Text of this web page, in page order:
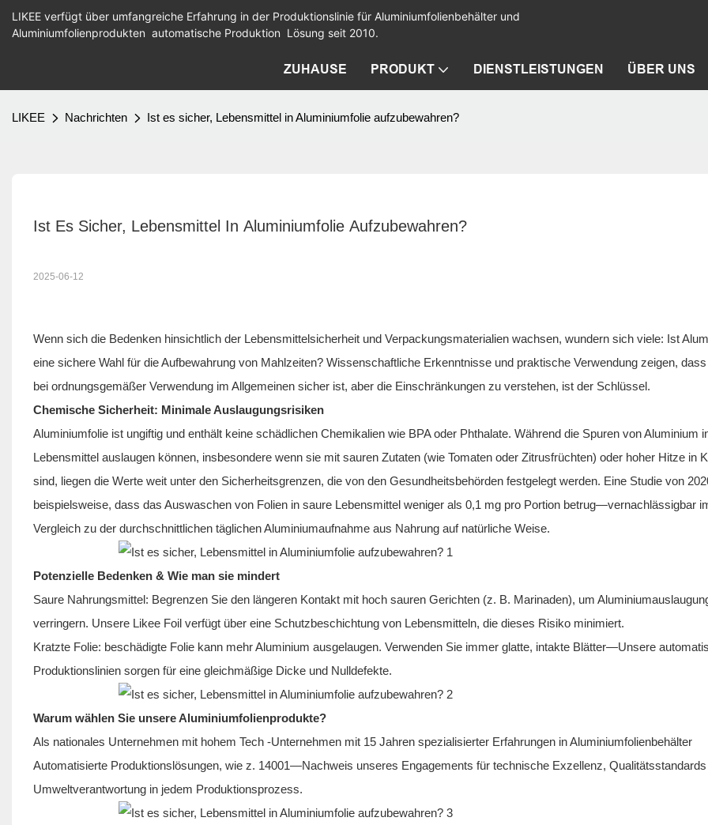
LIKEE verfügt über umfangreiche Erfahrung in der Produktionslinie für Aluminiumfolienbehälter und
Aluminiumfolienprodukten automatische Produktion Lösung seit 2010.
ZUHAUSE PRODUKT DIENSTLEISTUNGEN ÜBER UNS
LIKEE Nachrichten Ist es sicher, Lebensmittel in Aluminiumfolie aufzubewahren?
Ist Es Sicher, Lebensmittel In Aluminiumfolie Aufzubewahren?
2025-06-12
Wenn sich die Bedenken hinsichtlich der Lebensmittelsicherheit und Verpackungsmaterialien wachsen, wundern sich viele: Ist
eine sichere Wahl für die Aufbewahrung von Mahlzeiten? Wissenschaftliche Erkenntnisse und praktische Verwendung zeigen,
bei ordnungsgemäßer Verwendung im Allgemeinen sicher ist, aber die Einschränkungen zu verstehen, ist der Schlüssel.
Chemische Sicherheit: Minimale Auslaugungsrisiken
Aluminiumfolie ist ungiftig und enthält keine schädlichen Chemikalien wie BPA oder Phthalate. Während die Spuren von Aluminium
Lebensmittel auslaugen können, insbesondere wenn sie mit sauren Zutaten (wie Tomaten oder Zitrusfrüchten) oder hoher Hitze in
sind, liegen die Werte weit unter den Sicherheitsgrenzen, die von den Gesundheitsbehörden festgelegt werden. Eine Studie von
beispielsweise, dass das Auswaschen von Folien in saure Lebensmittel weniger als 0,1 mg pro Portion betrug—vernachlässigbar
Vergleich zu der durchschnittlichen täglichen Aluminiumaufnahme aus Nahrung auf natürliche Weise.
Potenzielle Bedenken & Wie man sie mindert
Saure Nahrungsmittel: Begrenzen Sie den längeren Kontakt mit hoch sauren Gerichten (z. B. Marinaden), um
verringern. Unsere Likee Foil verfügt über eine Schutzbeschichtung von Lebensmitteln, die dieses Risiko minimiert.
Kratzte Folie: beschädigte Folie kann mehr Aluminium ausgelaugen. Verwenden Sie immer glatte, intakte Blätter—Unsere
Produktionslinien sorgen für eine gleichmäßige Dicke und Nulldefekte.
Warum wählen Sie unsere Aluminiumfolienprodukte?
Als nationales Unternehmen mit hohem Tech -Unternehmen mit 15 Jahren spezialisierter Erfahrungen in Aluminiumfolienbehälter
Automatisierte Produktionslösungen, wie z. 14001—Nachweis unseres Engagements für technische Exzellenz,
Umweltverantwortung in jedem Produktionsprozess.